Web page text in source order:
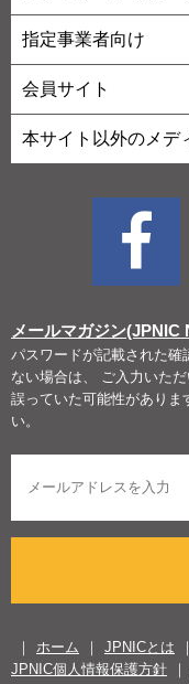
指定事業者向け
会員サイト
本サイト以外のメデ
メールマガジン
パスワードが記載された
ない場合は、 ご入力いた
誤っていた可能性がありま
い。
ホーム JPNICとは
JPNIC個人情報保護方針